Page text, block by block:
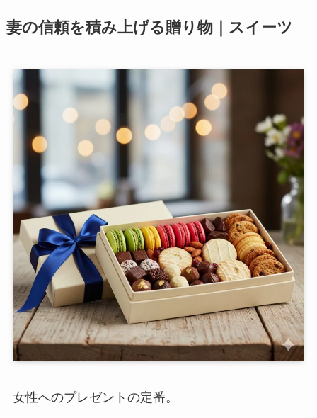
妻の信頼を積み上げる贈り物｜スイーツ
女性へのプレゼントの定番。